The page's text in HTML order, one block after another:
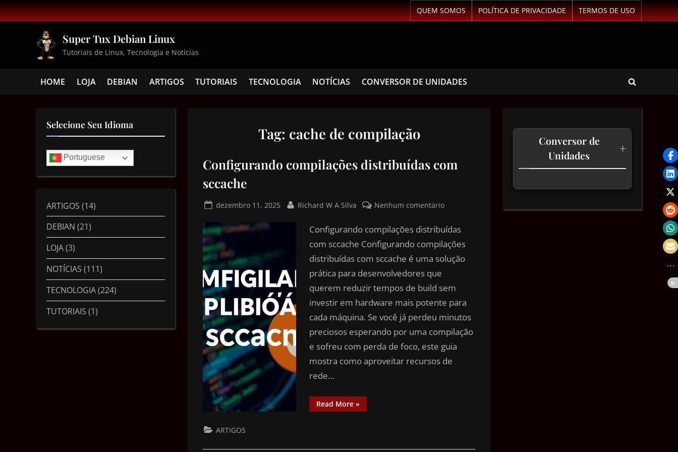
QUEM SOMOS POLÍTICA DE PRIVACIDADE TERMOS DE USO
Super Tux Debian Linux
Tutoriais de Linux, Tecnologia e Notícias
HOME LOJA DEBIAN ARTIGOS TUTORIAIS TECNOLOGIA NOTÍCIAS CONVERSOR DE UNIDADES
Tag: cache de compilação
Configurando compilações distribuídas com
sccache
dezembro 11, 2025 Richard W A Silva Nenhum comentário
Configurando compilações distribuídas
com sccache Configurando compilações
distribuídas com sccache é uma solução
prática para desenvolvedores que
querem reduzir tempos de build sem
investir em hardware mais potente para
cada máquina. Se você já perdeu minutos
preciosos esperando por uma compilação
e sofreu com perda de foco, este guia
mostra como aproveitar recursos de
rede…
Read More»
ARTIGOS
Selecione Seu Idioma
Portuguese
ARTIGOS (14)
DEBIAN (21)
LOJA(3)
NOTÍCIAS (111)
TECNOLOGIA(224)
TUTORIAIS (1)
Conversor de
Unidades
+
Comprimento